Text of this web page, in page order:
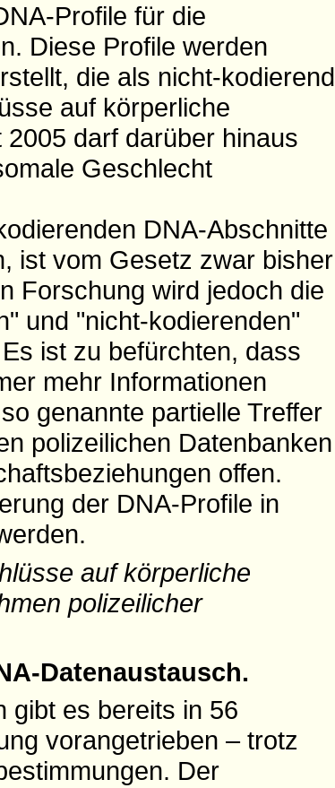
Profile für die
Diese Profile werden
die als nicht-kodierend
auf körperliche
darf darüber hinaus
Geschlecht
DNA-Abschnitte
ist vom Gesetz zwar bisher
Forschung wird jedoch die
und "nicht-kodierenden"
ist zu befürchten, dass
mehr Informationen
genannte partielle Treffer
polizeilichen Datenbanken
offen.
der DNA-Profile in
auf körperliche
polizeilicher
Datenaustausch.
gibt es bereits in 56
vorangetrieben – trotz
Der